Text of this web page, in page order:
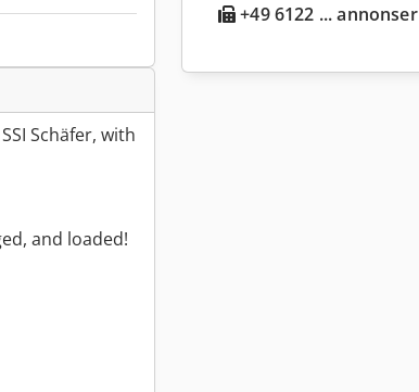
Schäfer, with
and loaded!
+49 6122 ... annonser